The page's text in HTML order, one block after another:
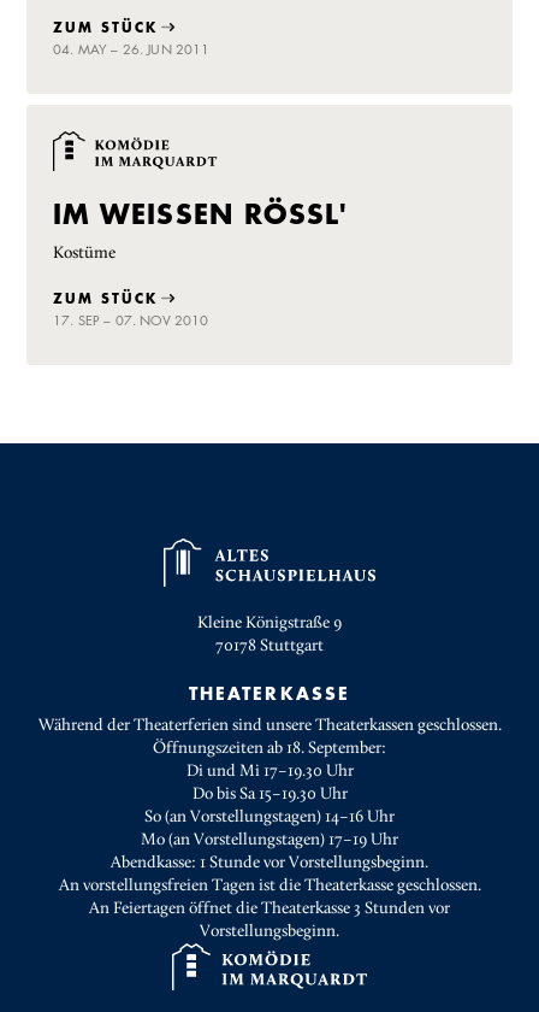
ZUM STÜCK
04. MAY – 26. JUN 2011
IM WEISSEN RÖSSL'
Kostüme
ZUM STÜCK
17. SEP – 07. NOV 2010
Kleine Königstraße 9
70178Stuttgart
THEATERKASSE
Während der Theaterferien sind unsere Theaterkassen geschlossen.
Öffnungszeiten ab 18. September:
Di und Mi 17–19.30 Uhr
Do bis Sa 15–19.30 Uhr
So (an Vorstellungstagen) 14–16 Uhr
Mo (an Vorstellungstagen) 17–19 Uhr
Abendkasse: 1 Stunde vor Vorstellungsbeginn.
An vorstellungsfreien Tagen ist die Theaterkasse geschlossen.
An Feiertagen öffnet die Theaterkasse 3 Stunden vor
Vorstellungsbeginn.